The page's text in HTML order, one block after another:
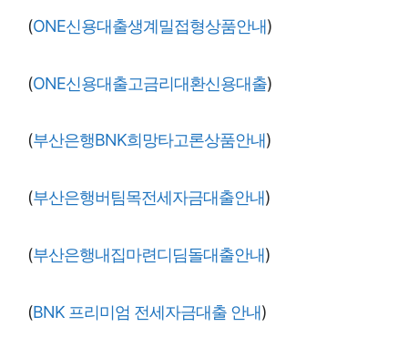
(ONE신용대출생계밀접형상품안내)
(ONE신용대출고금리대환신용대출)
(부산은행BNK희망타고론상품안내)
(부산은행버팀목전세자금대출안내)
(부산은행내집마련디딤돌대출안내)
(BNK 프리미엄 전세자금대출 안내)